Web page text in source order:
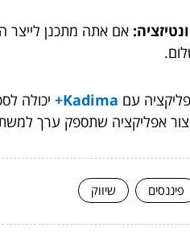
אם אתה מתכנן לייצר
עם Kadima+
יכולה
אפליקציה שתספק ערך
פיננסים שיווק